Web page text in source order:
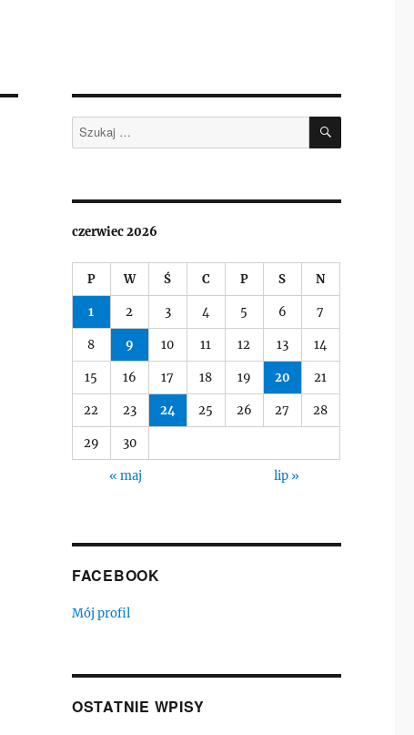
Szukaj: SZUKAJ
czerwiec 2026
P W Ś C P S N
1 2 3 4 5 6 7
8 9 10 11 12 13 14
15 16 17 18 19 20 21
22 23 24 25 26 27 28
29 30
« maj lip »
FACEBOOK
Mój profil
OSTATNIE WPISY